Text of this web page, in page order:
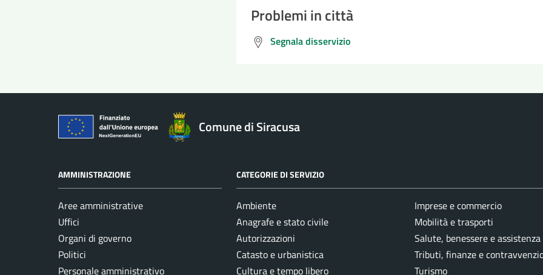
Problemi in città
Segnala disservizio
Comune di Siracusa
AMMINISTRAZIONE
Aree amministrative
Uffici
Organi di governo
Politici
Personale amministrativo
CATEGORIE DI SERVIZIO
Ambiente
Anagrafe e stato civile
Autorizzazioni
Catasto e urbanistica
Cultura e tempo libero
Imprese e commercio
Mobilità e trasporti
Salute, benessere e assistenza
Tributi, finanze e
Turismo